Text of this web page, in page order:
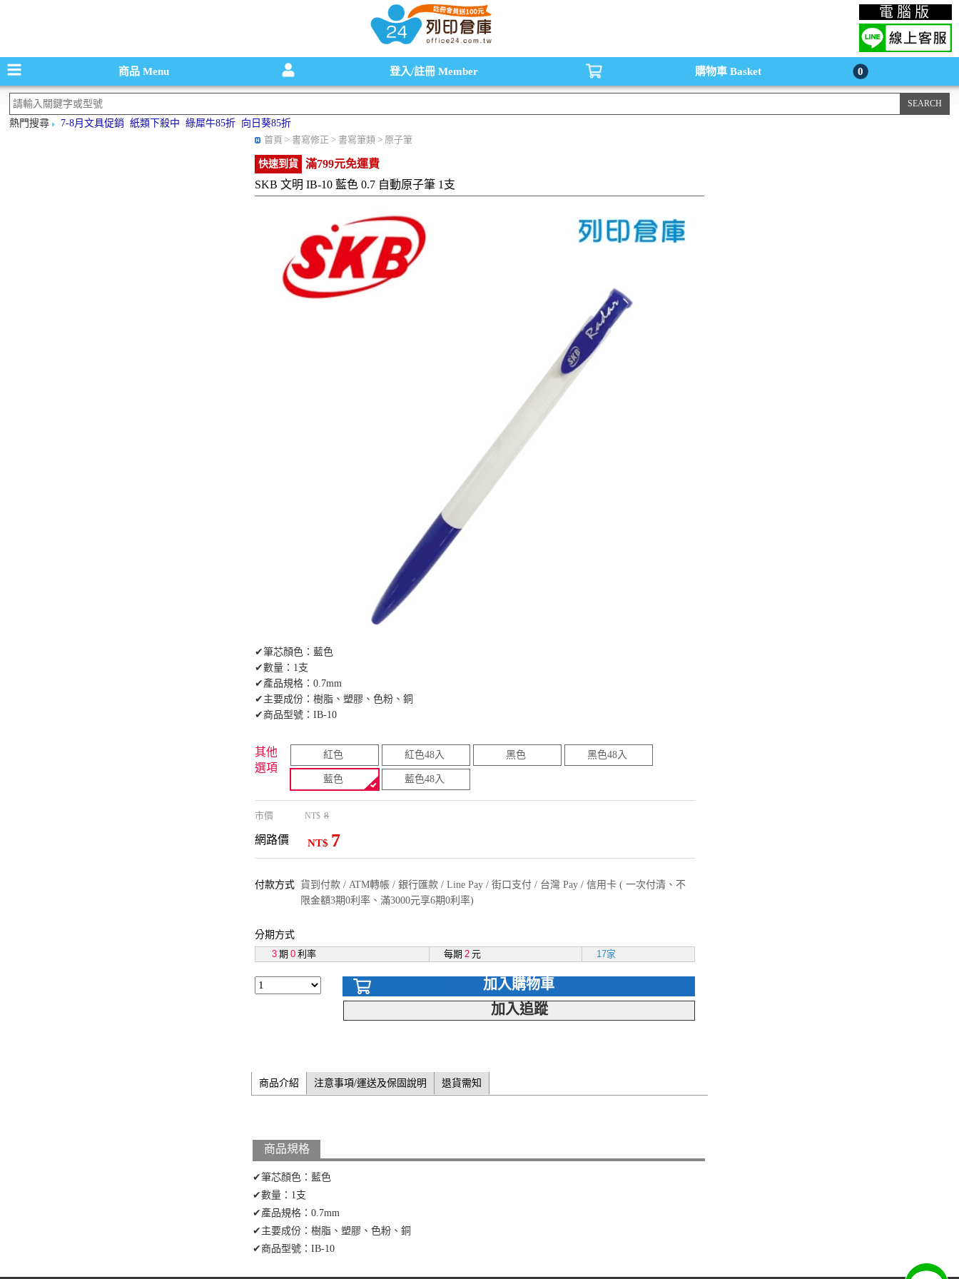
碳粉匣，墨水匣,原廠碳粉匣，副廠碳粉匣，環保碳粉匣,連續供墨印表機-office24列印倉庫線上購物手機版 電腦版
商品Menu 登入/註冊 Member 購物車 Basket 0
熱門搜尋 7-8月文具促銷 紙類下殺中 綠犀牛85折 向日葵85折
首頁 > 書寫修正 > 書寫筆類 > 原子筆
快速到貨
滿799元免運費
SKB 文明 IB-10 藍色 0.7 自動原子筆 1支
✔筆芯顏色：藍色
✔數量：1支
✔產品規格：0.7mm
✔主要成份：樹脂、塑膠、色粉、銅
✔商品型號：IB-10
其他
選項
紅色 紅色48入 黑色 黑色48入
藍色 藍色48入
市價 NT$ 8
網路價 NT$ 7
付款方式 貨到付款 / ATM轉帳 / 銀行匯款 / Line Pay / 街口支付 / 台灣 Pay / 信用卡 ( 一次付清、不
限金額3期0利率、滿3000元享6期0利率)
分期方式
3 期 0 利率 每期 2 元 17家
加入購物車
加入追蹤
商品介紹 注意事項/運送及保固說明 退貨需知
商品規格
✔筆芯顏色：藍色
✔數量：1支
✔產品規格：0.7mm
✔主要成份：樹脂、塑膠、色粉、銅
✔商品型號：IB-10